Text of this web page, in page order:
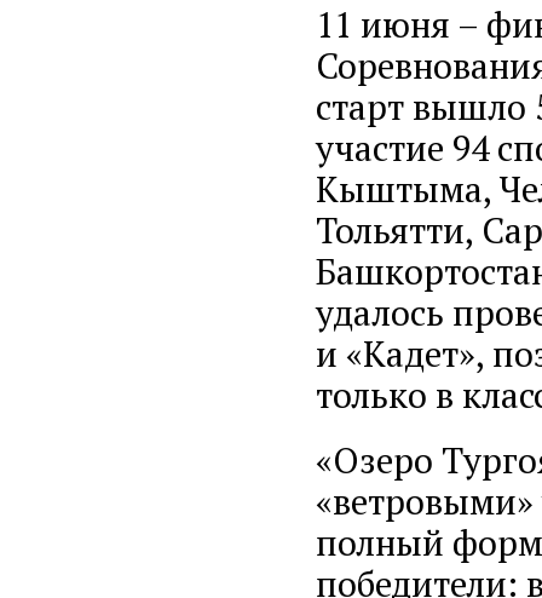
11 июня –
старт вышло
участие 94
Кыштыма,
Тольятти,
удалось
и «Кадет»,
только в
«Озеро
полный
победители: